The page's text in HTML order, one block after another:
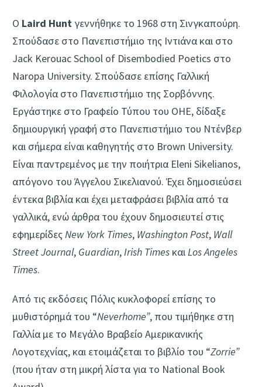
Ο Laird Huntγεννήθηκε το 1968 στη Σινγκαπούρη.
Σπούδασε στο Πανεπιστήμιο της Ιντιά­να και στο
Jack Kerouac School of Disembodied Poetics στο
Naropa University. Σπούδασε επί­σης Γαλλική
Φιλολογία στο Πανεπιστήμιο της Σορβόννης.
Εργάστηκε στο Γραφείο Τύπου του ΟΗΕ, δίδαξε
δημιουργική γραφή στο Πανεπιστήμιο του Ντένβερ
και σήμερα είναι καθηγη­τής στο Brown University.
Είναι παντρεμένος με την ποιήτρια Eleni Sikelianos,
απόγονο του Άγγελου Σικελιανού. Έχει δημοσιεύσει
έντεκα βιβλία και έχει μεταφράσει βιβλία από τα
γαλ­λικά, ενώ άρθρα του έχουν δημοσιευτεί στις
εφημερίδεςNew York Times, Washington Post, Wall
Street Journal, Guardian,Irish Times καιLos Angeles
Times.
Από τις εκδόσεις Πόλις κυκλοφορεί επίσης το
μυθιστόρημά του “Neverhome”, που τιμήθη­κε στη
Γαλλία με το Μεγάλο Βραβείο Αμερικανικής
Λογοτεχνίας, και ετοιμάζεται το βιβλίο του “Zorrie”
(που ήταν στη μικρή λίστα για το National Book